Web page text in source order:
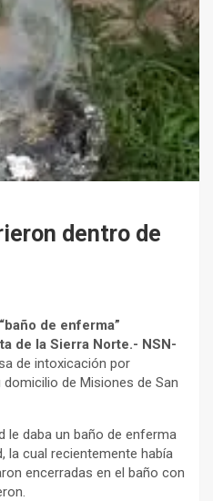
dentro de
de enferma”
de la Sierra Norte.- NSN-
de intoxicación por
de Misiones de San
le daba un baño de enferma
la cual recientemente había
encerradas en el baño con